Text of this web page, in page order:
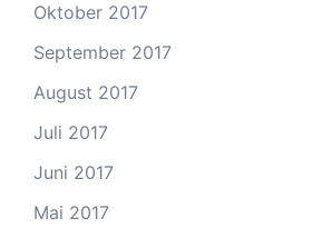
Oktober 2017
September 2017
August 2017
Juli 2017
Juni 2017
Mai 2017